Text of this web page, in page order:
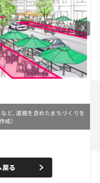
ど、道路を含めたまちづくりを
成）
n
る